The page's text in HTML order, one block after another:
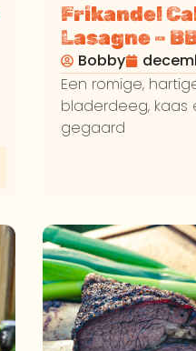
Frikandel
Lasagne –
Bobby
Een romige,
bladerdeeg, kaas
gegaard